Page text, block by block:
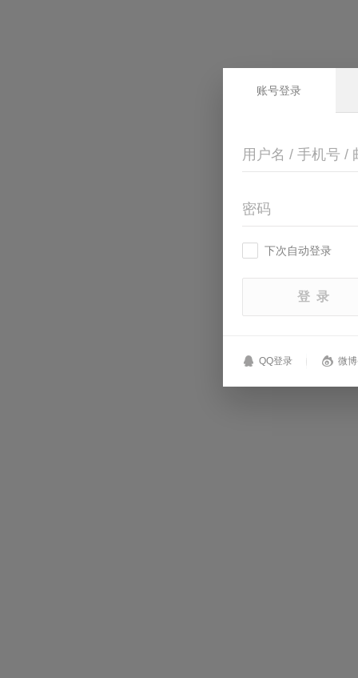
账号登录
用户名 / 手机号 /
密码
下次自动登录
登 录
QQ登录 微